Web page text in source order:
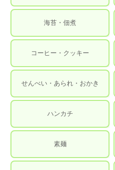
海苔・佃煮
コーヒー・クッキー
せんべい・あられ・おかき
ハンカチ
素麺